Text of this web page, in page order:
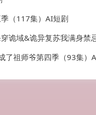
（117集）AI短剧
复苏我满身禁忌杀穿诡域（48集）AI短
祖师爷第四季（93集）AI短